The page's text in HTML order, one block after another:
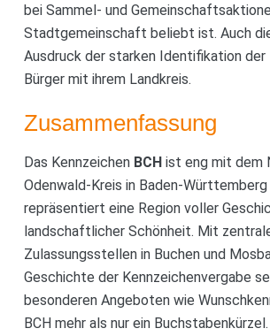
bei Sammel- und
Stadtgemeinschaft beliebt ist. Auch
Ausdruck der starken Identifikation der
Bürger mit ihrem Landkreis.
Zusammenfassung
Das Kennzeichen BCHist eng mit dem
Odenwald-Kreis in Baden-Württemberg
repräsentiert eine Region voller
landschaftlicher Schönheit. Mit
Zulassungsstellen in Buchen und
Geschichte der Kennzeichenvergabe
besonderen Angeboten wie
BCH mehr als nur ein